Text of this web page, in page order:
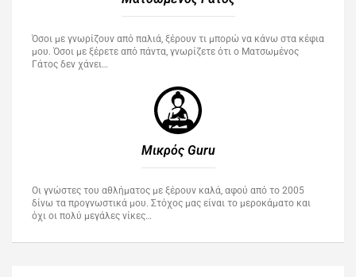
Όσοι με γνωρίζουν από παλιά, ξέρουν τι μπορώ να κάνω στα κέφια
μου. Όσοι με ξέρετε από πάντα, γνωρίζετε ότι ο Ματσωμένος
Γάτος δεν χάνει…
Μικρός Guru​
Οι γνώστες του αθλήματος με ξέρουν καλά, αφού από το 2005
δίνω τα προγνωστικά μου. Στόχος μας είναι το μεροκάματο και
όχι οι πολύ μεγάλες νίκες…